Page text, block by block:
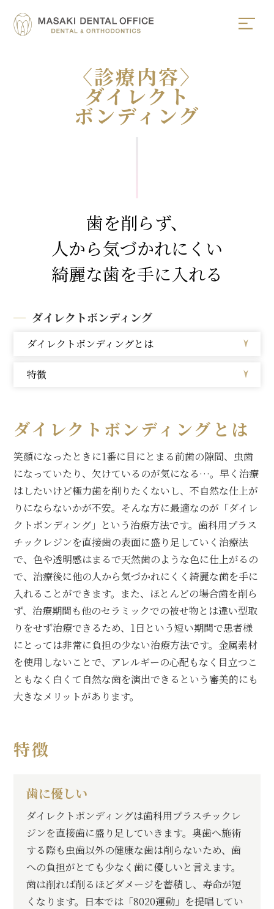
〈診療内容〉
ダイレクト
ボンディング
歯を削らず、
人から気づかれにくい
綺麗な歯を手に入れる
ダイレクトボンディング
ダイレクトボンディングとは
特徴
ダイレクトボンディングとは
笑顔になったときに1番に目にとまる前歯の隙間、虫歯
になっていたり、欠けているのが気になる…。早く治療
はしたいけど極力歯を削りたくないし、不自然な仕上が
りにならないかが不安。 そんな方に最適なのが「ダイレ
クトボンディング」という治療方法です。歯科用プラス
チックレジンを直接歯の表面に盛り足していく治療法
で、色や透明感はまるで天然歯のような色に仕上がるの
で、治療後に他の人から気づかれにくく綺麗な歯を手に
入れることができます。 また、ほとんどの場合歯を削ら
ず、治療期間も他のセラミックでの被せ物とは違い型取
りをせず治療できるため、1日という短い期間で患者様
にとっては非常に負担の少ない治療方法です。 金属素材
を使用しないことで、アレルギーの心配もなく目立つこ
ともなく白くて自然な歯を演出できるという審美的にも
大きなメリットがあります。
特徴
歯に優しい
ダイレクトボンディングは歯科用プラスチックレ
ジンを直接歯に盛り足していきます。 奥歯へ施術
する際も虫歯以外の健康な歯は削らないため、歯
への負担がとても少なく歯に優しいと言えます。
歯は削れば削るほどダメージを蓄積し、寿命が短
くなります。日本では「8020運動」を提唱してい